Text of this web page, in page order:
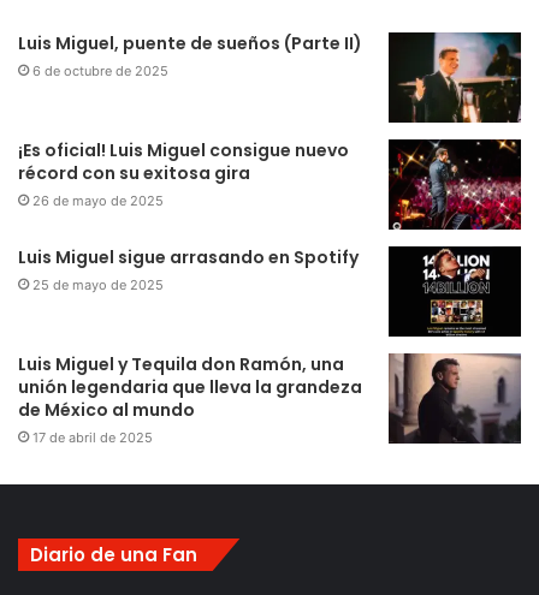
Luis Miguel, puente de sueños (Parte II)
6 de octubre de 2025
¡Es oficial! Luis Miguel consigue nuevo
récord con su exitosa gira
26 de mayo de 2025
Luis Miguel sigue arrasando en Spotify
25 de mayo de 2025
Luis Miguel y Tequila don Ramón, una
unión legendaria que lleva la grandeza
de México al mundo
17 de abril de 2025
Diario de una Fan